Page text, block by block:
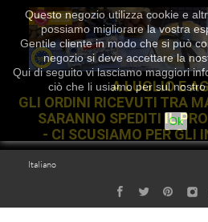
Questo negozio utilizza cookie e
possiamo migliorare la vostra
Gentile cliente in modo che si può
negozio si deve accettare la
Qui di seguito vi lasciamo maggiori
ciò che li usiamo per sul nostro
Ok
A LUGLIO E
GLI ORDINI RICEVUTI TRA
SARANNO SPEDITI IL
- CI SCUSIAMO PER GLI
Italiano